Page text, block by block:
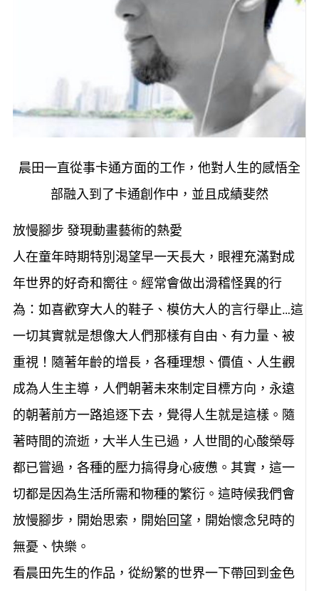
晨田一直從事卡通方面的工作，他對人生的感悟全
部融入到了卡通創作中，並且成績斐然
放慢腳步 發現動畫藝術的熱愛
人在童年時期特別渴望早一天長大，眼裡充滿對成
年世界的好奇和嚮往。經常會做出滑稽怪異的行
為：如喜歡穿大人的鞋子、模仿大人的言行舉止…這
一切其實就是想像大人們那樣有自由、有力量、被
重視！隨著年齡的增長，各種理想、價值、人生觀
成為人生主導，人們朝著未來制定目標方向，永遠
的朝著前方一路追逐下去，覺得人生就是這樣。隨
著時間的流逝，大半人生已過，人世間的心酸榮辱
都已嘗過，各種的壓力搞得身心疲憊。其實，這一
切都是因為生活所需和物種的繁衍。這時候我們會
放慢腳步，開始思索，開始回望，開始懷念兒時的
無憂、快樂。
看晨田先生的作品，從紛繁的世界一下帶回到金色